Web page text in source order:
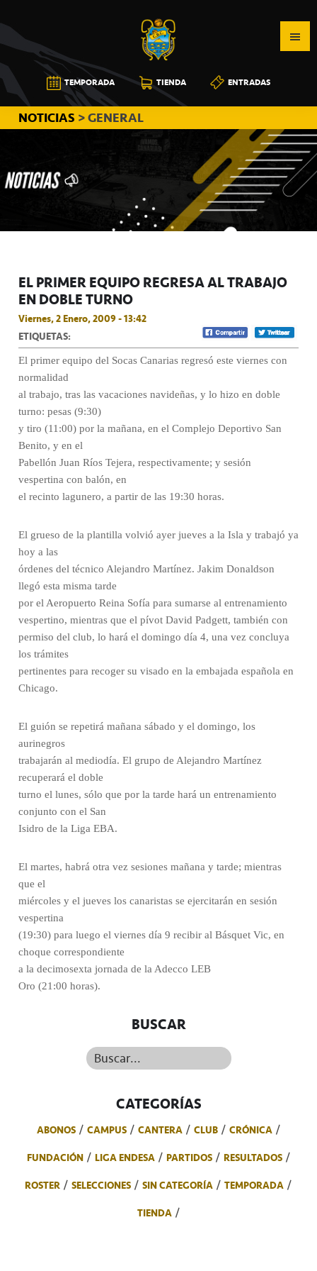
a
la
navegación
principal
al
contenido
principal
a
la
barra
lateral
principal
CB
CANARIAS
TEMPORADA TIENDA ENTRADAS
NOTICIAS > GENERAL
EL PRIMER EQUIPO REGRESA AL TRABAJO
EN DOBLE TURNO
Viernes, 2 Enero, 2009 - 13:42
ETIQUETAS:
El primer equipo del Socas Canarias regresó este viernes con
normalidad
al trabajo, tras las vacaciones navideñas, y lo hizo en doble
turno: pesas (9:30)
y tiro (11:00) por la mañana, en el Complejo Deportivo San
Benito, y en el
Pabellón Juan Ríos Tejera, respectivamente; y sesión
vespertina con balón, en
el recinto lagunero, a partir de las 19:30 horas.
El grueso de la plantilla volvió ayer jueves a la Isla y trabajó ya
hoy a las
órdenes del técnico Alejandro Martínez. Jakim Donaldson
llegó esta misma tarde
por el Aeropuerto Reina Sofía para sumarse al entrenamiento
vespertino, mientras que el pívot David Padgett, también con
permiso del club, lo hará el domingo día 4, una vez concluya
los trámites
pertinentes para recoger su visado en la embajada española en
Chicago.
El guión se repetirá mañana sábado y el domingo, los
aurinegros
trabajarán al mediodía. El grupo de Alejandro Martínez
recuperará el doble
turno el lunes, sólo que por la tarde hará un entrenamiento
conjunto con el San
Isidro de la Liga EBA.
El martes, habrá otra vez sesiones mañana y tarde; mientras
que el
miércoles y el jueves los canaristas se ejercitarán en sesión
vespertina
(19:30) para luego el viernes día 9 recibir al Básquet Vic, en
choque correspondiente
a la decimosexta jornada de la Adecco LEB
Oro (21:00 horas).
BUSCAR
Buscar...
CATEGORÍAS
ABONOS CAMPUS CANTERA CLUB
CRÓNICA
FUNDACIÓN
LIGA ENDESA PARTIDOS
RESULTADOS
ROSTER
SELECCIONES SIN CATEGORÍA
TEMPORADA
TIENDA